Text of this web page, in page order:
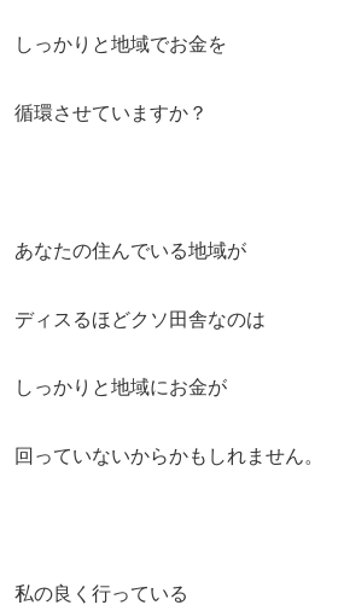
しっかりと地域でお金を
循環させていますか？
あなたの住んでいる地域が
ディスるほどクソ田舎なのは
しっかりと地域にお金が
回っていないからかもしれません。
私の良く行っている